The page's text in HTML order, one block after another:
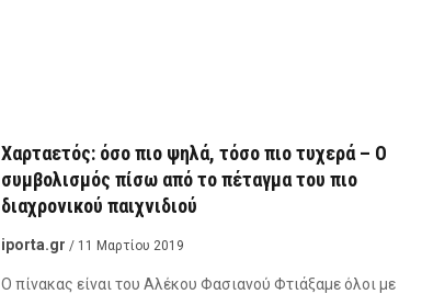
Χαρταετός: όσο πιο ψηλά, τόσο πιο τυχερά – Ο
συμβολισμός πίσω από το πέταγμα του πιο
διαχρονικού παιχνιδιού
iporta.gr / 11 Μαρτίου 2019
Ο πίνακας είναι του Αλέκου Φασιανού Φτιάξαμε όλοι με